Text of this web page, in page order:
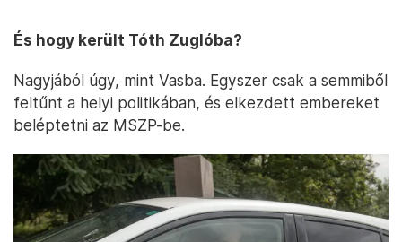
És hogy került Tóth Zuglóba?
Nagyjából úgy, mint Vasba. Egyszer csak a semmiből
feltűnt a helyi politikában, és elkezdett embereket
beléptetni az MSZP-be.